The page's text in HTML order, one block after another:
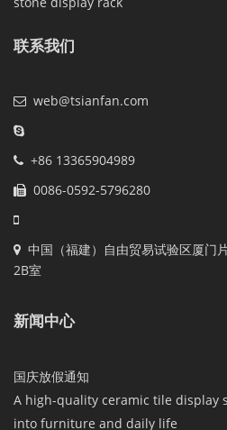
联系我们
web@tsianfan.com
+86 13365904989
0086-0592-5796280
中国（福建）自由贸易试验区厦门
2B室
新闻中心
国庆放假通知
A high-quality ceramic tile display
into furniture and daily life